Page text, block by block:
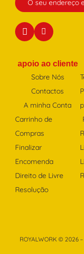
apoio ao cliente
Sobre Nós
Contactos
A minha Conta
Carrinho de
Compras
Finalizar
Encomenda
Direito de Livre
Resolução
ROYALWORK © 2026